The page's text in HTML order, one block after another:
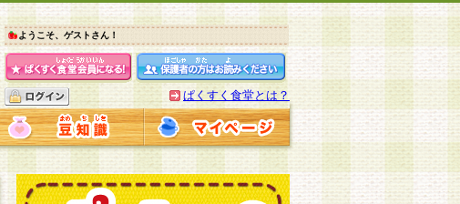
ようこそ、ゲストさん！
ぱくすく食堂とは？